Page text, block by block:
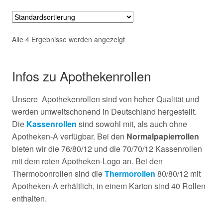
Alle 4 Ergebnisse werden angezeigt
Infos zu Apothekenrollen
Unsere Apothekenrollen sind von hoher Qualität und
werden umweltschonend in Deutschland hergestellt.
Die Kassenrollen sind sowohl mit, als auch ohne
Apotheken-A verfügbar. Bei den Normalpapierrollen
bieten wir die 76/80/12 und die 70/70/12 Kassenrollen
mit dem roten Apotheken-Logo an. Bei den
Thermobonrollen sind dieThermorollen 80/80/12 mit
Apotheken-A erhältlich, in einem Karton sind 40 Rollen
enthalten.